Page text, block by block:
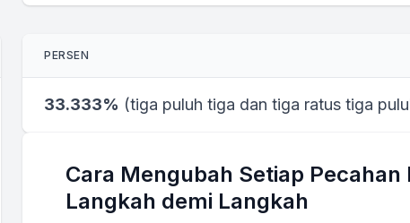
PERSEN
33.333% (tiga puluh tiga dan tiga ratus tiga
Cara Mengubah Setiap
Langkah demi Langkah